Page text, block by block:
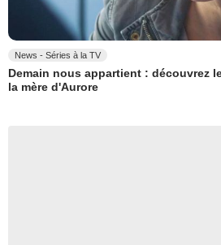
News - Séries à la TV
Demain nous appartient : découvrez
la mère d'Aurore